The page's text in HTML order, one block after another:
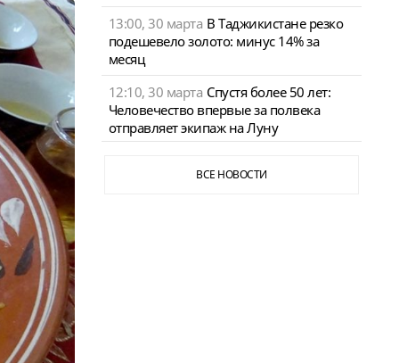
13:00, 30 марта В Таджикистане резко
подешевело золото: минус 14% за
месяц
12:10, 30 марта Спустя более 50 лет:
Человечество впервые за полвека
отправляет экипаж на Луну
ВСЕ НОВОСТИ